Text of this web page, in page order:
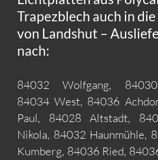
Trapezblech auch in
von Landshut –
nach:
84032 Wolfgang,
84034 West, 84036
Paul, 84028 Altstadt,
Nikola, 84032 Haunmühle,
Kumberg, 84036 Ried,